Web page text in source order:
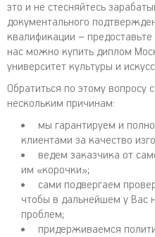
это и не стесняйтесь
документального
квалификации –
нас можно купить диплом
университет культуры и
Обратиться по этому вопросу
нескольким причинам:
мы гарантируем и
клиентами за качество
ведем заказчика от
им «корочки»;
сами подвергаем
чтобы в дальнейшем у Вас
проблем;
придерживаемся